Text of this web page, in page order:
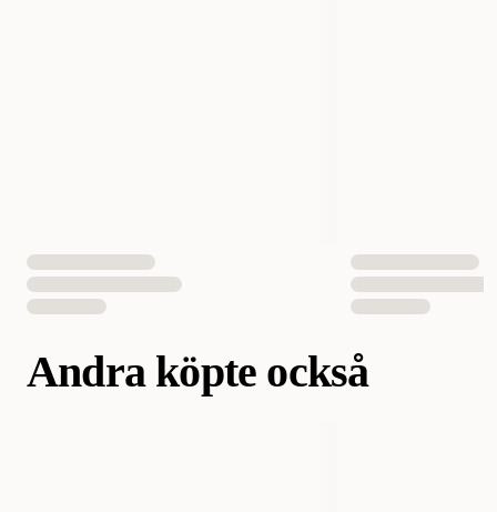
Andra köpte också